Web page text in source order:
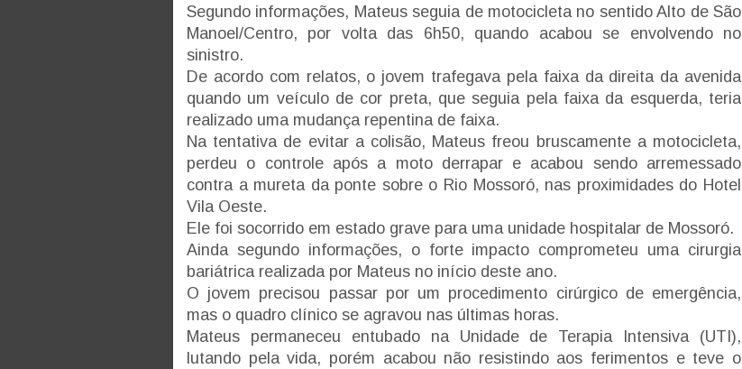
Segundo informações, Mateus seguia de motocicleta no sentido Alto de São
Manoel/Centro, por volta das 6h50, quando acabou se envolvendo no
sinistro.
De acordo com relatos, o jovem trafegava pela faixa da direita da avenida
quando um veículo de cor preta, que seguia pela faixa da esquerda, teria
realizado uma mudança repentina de faixa.
Na tentativa de evitar a colisão, Mateus freou bruscamente a motocicleta,
perdeu o controle após a moto derrapar e acabou sendo arremessado
contra a mureta da ponte sobre o Rio Mossoró, nas proximidades do Hotel
Vila Oeste.
Ele foi socorrido em estado grave para uma unidade hospitalar de Mossoró.
Ainda segundo informações, o forte impacto comprometeu uma cirurgia
bariátrica realizada por Mateus no início deste ano.
O jovem precisou passar por um procedimento cirúrgico de emergência,
mas o quadro clínico se agravou nas últimas horas.
Mateus permaneceu entubado na Unidade de Terapia Intensiva (UTI),
lutando pela vida, porém acabou não resistindo aos ferimentos e teve o